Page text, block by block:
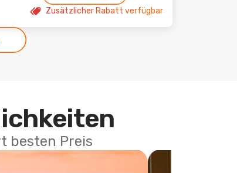
Zusätzlicher Rabatt verfügbar
besten Preis